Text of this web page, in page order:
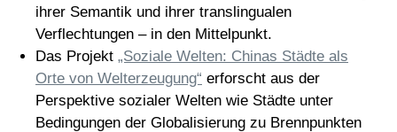
ihrer Semantik und ihrer translingualen
Verflechtungen – in den Mittelpunkt.
Das Projekt „Soziale Welten: Chinas Städte als
Orte von Welterzeugung“ erforscht aus der
Perspektive sozialer Welten wie Städte unter
Bedingungen der Globalisierung zu Brennpunkten